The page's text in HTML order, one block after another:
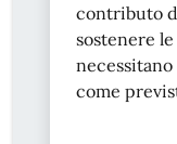
contributo
sostenere
necessitano
come